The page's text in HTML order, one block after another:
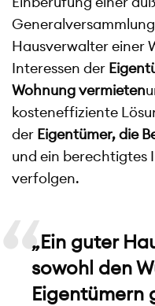
Hausverwalter einer
Interessen der
Wohnung vermieten
kosteneffiziente
der Eigentümer, die
und ein berechtigtes
verfolgen.
„Ein guter
sowohl den
Eigentümern